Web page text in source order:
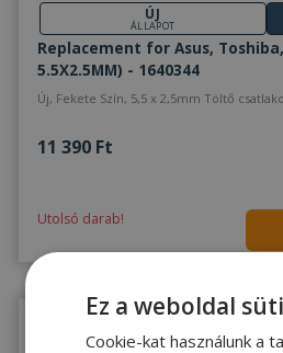
ÚJ
ÁLLAPOT
Replacement for Asus, Toshiba,
5.5X2.5MM) - 1640344
11 390 Ft
Utolsó darab!
Ez a weboldal
Cookie-kat használunk a